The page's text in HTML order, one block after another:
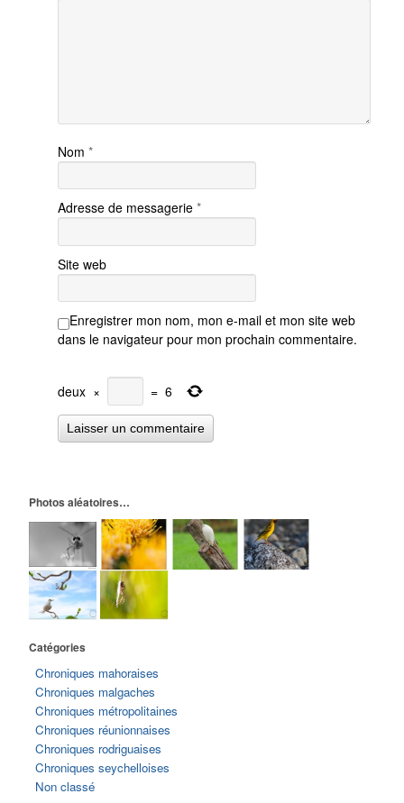
Nom *
Adresse de messagerie *
Site web
Enregistrer mon nom, mon e-mail et mon site web
dans le navigateur pour mon prochain commentaire.
deux × = 6
Photos aléatoires…
Catégories
Chroniques mahoraises
Chroniques malgaches
Chroniques métropolitaines
Chroniques réunionnaises
Chroniques rodriguaises
Chroniques seychelloises
Non classé